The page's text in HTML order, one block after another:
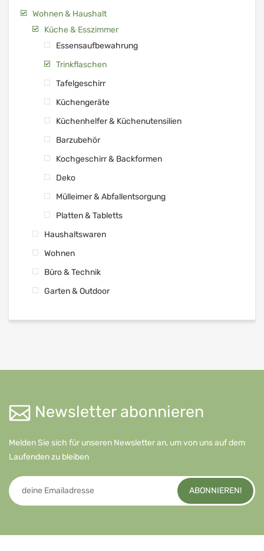
Wohnen & Haushalt
Küche & Esszimmer
Essensaufbewahrung
Trinkflaschen
Tafelgeschirr
Küchengeräte
Küchenhelfer & Küchenutensilien
Barzubehör
Kochgeschirr & Backformen
Deko
Mülleimer & Abfallentsorgung
Platten & Tabletts
Haushaltswaren
Wohnen
Büro & Technik
Garten & Outdoor
Newsletter abonnieren
Melden Sie sich für unseren Newsletter an, um von uns auf dem
Laufenden zu bleiben
ABONNIEREN!